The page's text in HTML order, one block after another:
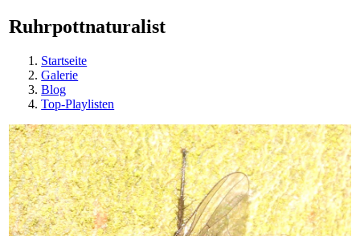
Ruhrpottnaturalist
Startseite
Galerie
Blog
Top-Playlisten